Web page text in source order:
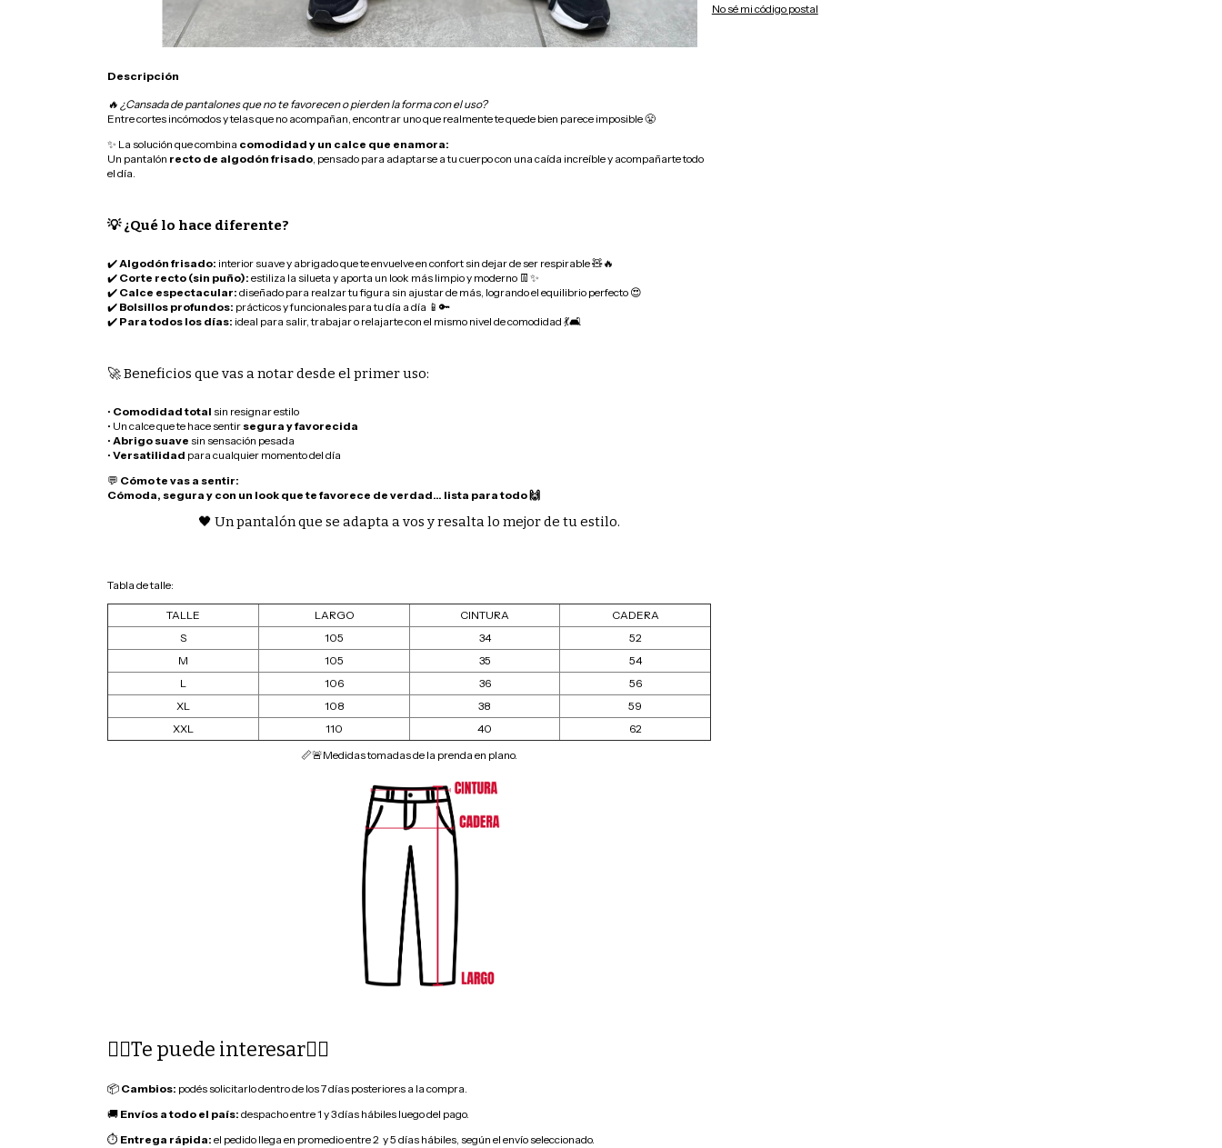
No sé mi código postal
Descripción
🔥 ¿Cansada de pantalones que no te favorecen o pierden la forma con el uso?
Entre cortes incómodos y telas que no acompañan, encontrar uno que realmente te quede bien parece imposible 😤
✨ La solución que combina comodidad y un calce que enamora:
Un pantalón recto de algodón frisado, pensado para adaptarse a tu cuerpo con una caída increíble y acompañarte todo
el día.
💡 ¿Qué lo hace diferente?
✔️Algodón frisado: interior suave y abrigado que te envuelve en confort sin dejar de ser respirable 🧸🔥
✔️ Corte recto (sin puño): estiliza la silueta y aporta un look más limpio y moderno 👖✨
✔️ Calce espectacular: diseñado para realzar tu figura sin ajustar de más, logrando el equilibrio perfecto 😍
✔️ Bolsillos profundos: prácticos y funcionales para tu día a día 📱🔑
✔️ Para todos los días: ideal para salir, trabajar o relajarte con el mismo nivel de comodidad 💃🛋️
🚀 Beneficios que vas a notar desde el primer uso:
• Comodidad total sin resignar estilo
• Un calce que te hace sentirsegura y favorecida
• Abrigo suave sin sensación pesada
• Versatilidad para cualquier momento del día
💬 Cómo te vas a sentir:
Cómoda, segura y con un look que te favorece de verdad… lista para todo 🙌
🖤 Un pantalón que se adapta a vos y resalta lo mejor de tu estilo.
Tabla de talle:
TALLE LARGO CINTURA
CADERA
S
105 34
52
M
105 35
54
L
106 36
56
XL
108 38
59
XXL
110 40
62
📏🚨Medidas tomadas de la prenda en plano.
👇🏽Te puede interesar👇🏽
📦 Cambios: podés solicitarlo dentro de los 7 días posteriores a la compra.
🚚 Envíos a todo el país: despacho entre 1 y 3 días hábiles luego del pago.
⏱ Entrega rápida: el pedido llega en promedio entre 2 y 5 días hábiles, según el envío seleccionado.